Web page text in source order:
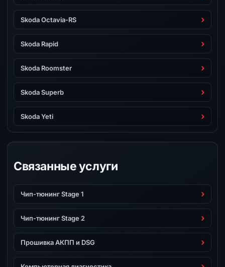
Skoda Octavia-RS
Skoda Rapid
Skoda Roomster
Skoda Superb
Skoda Yeti
Связанные услуги
Чип-тюнинг Stage 1
Чип-тюнинг Stage 2
Прошивка АКПП и DSG